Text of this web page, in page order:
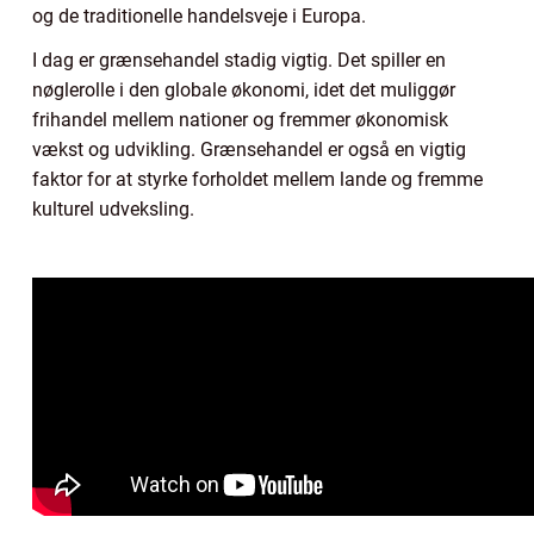
og de traditionelle handelsveje i Europa.
I dag er grænsehandel stadig vigtig. Det spiller en
nøglerolle i den globale økonomi, idet det muliggør
frihandel mellem nationer og fremmer økonomisk
vækst og udvikling. Grænsehandel er også en vigtig
faktor for at styrke forholdet mellem lande og fremme
kulturel udveksling.